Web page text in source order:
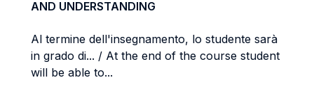
AND UNDERSTANDING
Al termine dell'insegnamento, lo studente sarà
in grado di... / At the end of the course student
will be able to...